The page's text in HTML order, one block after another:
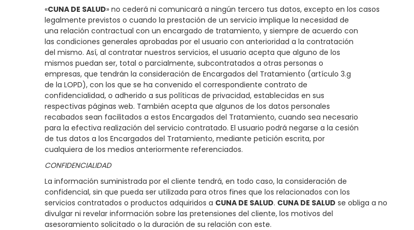
«CUNA DE SALUD» no cederá ni comunicará a ningún tercero tus datos, excepto en los casos
legalmente previstos o cuando la prestación de un servicio implique la necesidad de
una relación contractual con un encargado de tratamiento, y siempre de acuerdo con
las condiciones generales aprobadas por el usuario con anterioridad a la contratación
del mismo. Así, al contratar nuestros servicios, el usuario acepta que alguno de los
mismos puedan ser, total o parcialmente, subcontratados a otras personas o
empresas, que tendrán la consideración de Encargados del Tratamiento (artículo 3.g
de la LOPD), con los que se ha convenido el correspondiente contrato de
confidencialidad, o adherido a sus políticas de privacidad, establecidas en sus
respectivas páginas web. También acepta que algunos de los datos personales
recabados sean facilitados a estos Encargados del Tratamiento, cuando sea necesario
para la efectiva realización del servicio contratado. El usuario podrá negarse a la cesión
de tus datos a los Encargados del Tratamiento, mediante petición escrita, por
cualquiera de los medios anteriormente referenciados.
CONFIDENCIALIDAD
La información suministrada por el cliente tendrá, en todo caso, la consideración de
confidencial, sin que pueda ser utilizada para otros fines que los relacionados con los
servicios contratados o productos adquiridos a CUNA DE SALUD. CUNA DE SALUD se obliga a no
divulgar ni revelar información sobre las pretensiones del cliente, los motivos del
asesoramiento solicitado o la duración de su relación con este.